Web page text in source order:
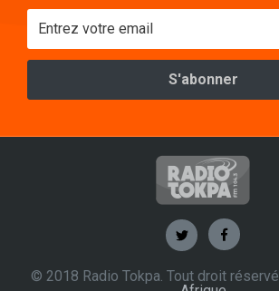
© 2018 Radio Tokpa. Tout droit réservé